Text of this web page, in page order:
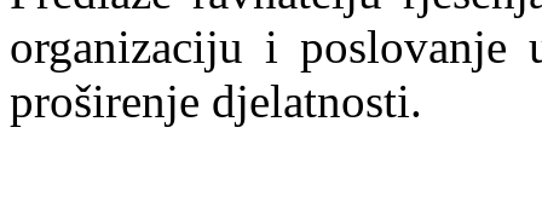
organizaciju i poslovanje
proširenje djelatnosti.